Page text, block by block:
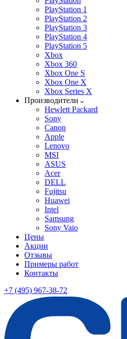
PlayStation 1
PlayStation 2
PlayStation 3
PlayStation 4
PlayStation 5
Xbox
Xbox 360
Xbox One S
Xbox One X
Xbox Series X
Производители
Hewlett Packard
Sony
Canon
Apple
Lenovo
MSI
ASUS
Acer
DELL
Fujitsu
Huawei
Intel
Samsung
Sony Vaio
Цены
Акции
Отзывы
Примеры работ
Контакты
+7 (495) 967-38-72